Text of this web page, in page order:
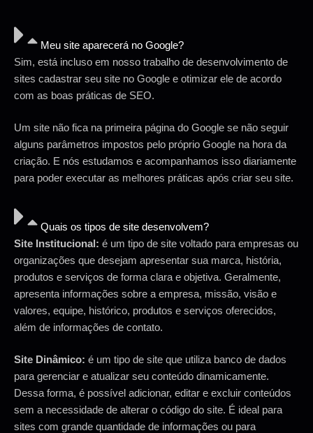
Meu site aparecerá no Google?
Sim, está incluso em nosso trabalho de desenvolvimento de
sites cadastrar seu site no Google e otimizar ele de acordo
com as boas práticas de SEO.
Um site não fica na primeira página do Google se não seguir
alguns parâmetros impostos pelo próprio Google na hora da
criação. E nós estudamos e acompanhamos isso diariamente
para poder executar as melhores práticas após criar seu site.
Quais os tipos de site desenvolvem?
Site Institucional: é um tipo de site voltado para empresas ou
organizações que desejam apresentar sua marca, história,
produtos e serviços de forma clara e objetiva. Geralmente,
apresenta informações sobre a empresa, missão, visão e
valores, equipe, histórico, produtos e serviços oferecidos,
além de informações de contato.
Site Dinâmico: é um tipo de site que utiliza banco de dados
para gerenciar e atualizar seu conteúdo dinamicamente.
Dessa forma, é possível adicionar, editar e excluir conteúdos
sem a necessidade de alterar o código do site. É ideal para
sites com grande quantidade de informações ou para